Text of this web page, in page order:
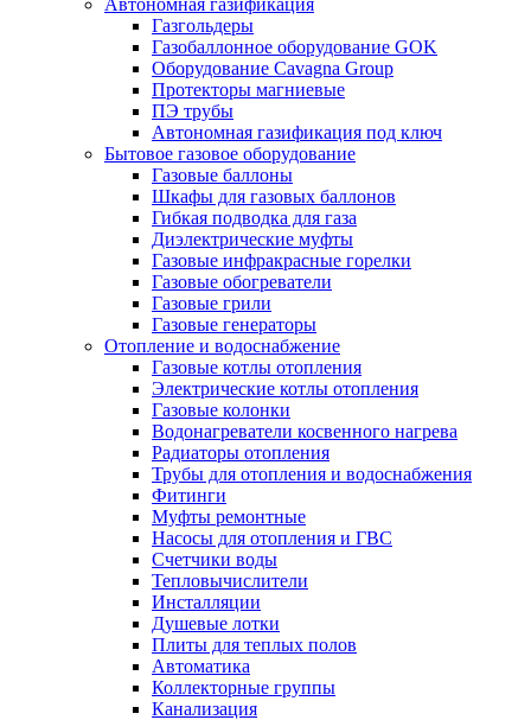
Автономная газификация
Газгольдеры
Газобаллонное оборудование GOK
Оборудование Cavagna Group
Протекторы магниевые
ПЭ трубы
Автономная газификация под ключ
Бытовое газовое оборудование
Газовые баллоны
Шкафы для газовых баллонов
Гибкая подводка для газа
Диэлектрические муфты
Газовые инфракрасные горелки
Газовые обогреватели
Газовые грили
Газовые генераторы
Отопление и водоснабжение
Газовые котлы отопления
Электрические котлы отопления
Газовые колонки
Водонагреватели косвенного нагрева
Радиаторы отопления
Трубы для отопления и водоснабжения
Фитинги
Муфты ремонтные
Насосы для отопления и ГВС
Счетчики воды
Тепловычислители
Инсталляции
Душевые лотки
Плиты для теплых полов
Автоматика
Коллекторные группы
Канализация